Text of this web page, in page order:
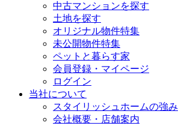
中古マンションを探す
土地を探す
オリジナル物件特集
未公開物件特集
ペットと暮らす家
会員登録・マイページ
ログイン
当社について
スタイリッシュホームの強み
会社概要・店舗案内